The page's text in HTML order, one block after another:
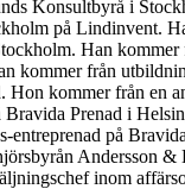
Konsultbyrå i
på Lindinvent.
Han
kommer från
kommer från en
Bravida Prenad i
entreprenad på
Andersson
inom